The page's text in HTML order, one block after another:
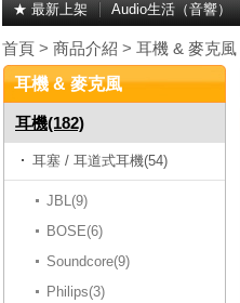
★ 最新上架 Audio生活（音響）
首頁 > 商品介紹 > 耳機 & 麥克風
耳機 & 麥克風
耳機(182)
耳塞 / 耳道式耳機(54)
JBL(9)
BOSE(6)
Soundcore(9)
Philips(3)